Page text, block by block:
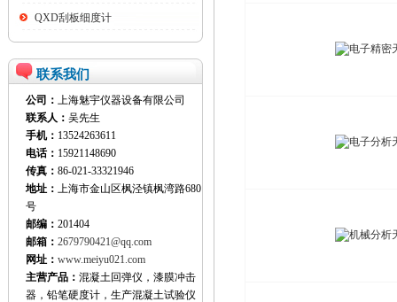
QXD刮板细度计
联系我们
公司： 上海魅宇仪器设备有限公司
联系人： 吴先生
手机： 13524263611
电话： 15921148690
传真： 86-021-33321946
地址： 上海市金山区枫泾镇枫湾路680
号
邮编： 201404
邮箱： 2679790421@qq.com
网址： www.meiyu021.com
主营产品： 混凝土回弹仪，漆膜冲击
器，铅笔硬度计，生产混凝土试验仪